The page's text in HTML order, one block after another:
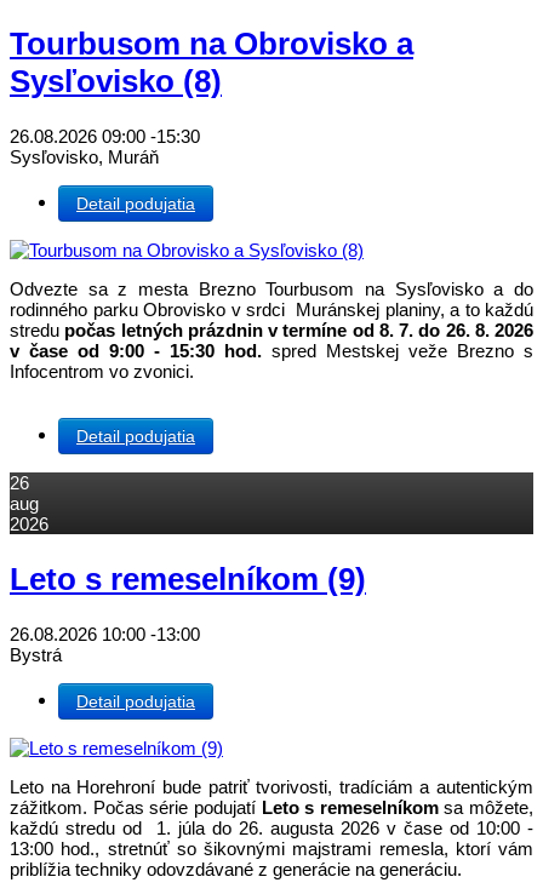
Tourbusom na Obrovisko a
Sysľovisko (8)
26.08.2026 09:00 -15:30
Sysľovisko, Muráň
Detail podujatia
Odvezte sa z mesta Brezno Tourbusom na Sysľovisko a do
rodinného parku Obrovisko v srdci Muránskej planiny, a to každú
stredu počas letných prázdnin v termíne od 8. 7. do 26. 8. 2026
v čase od 9:00 - 15:30 hod. spred Mestskej veže Brezno s
Infocentrom vo zvonici.
Detail podujatia
26
aug
2026
Leto s remeselníkom (9)
26.08.2026 10:00 -13:00
Bystrá
Detail podujatia
Leto na Horehroní bude patriť tvorivosti, tradíciám a autentickým
zážitkom. Počas série podujatí Leto s remeselníkomsa môžete,
každú stredu od 1. júla do 26. augusta 2026 v čase od 10:00 -
13:00 hod., stretnúť so šikovnými majstrami remesla, ktorí vám
priblížia techniky odovzdávané z generácie na generáciu.